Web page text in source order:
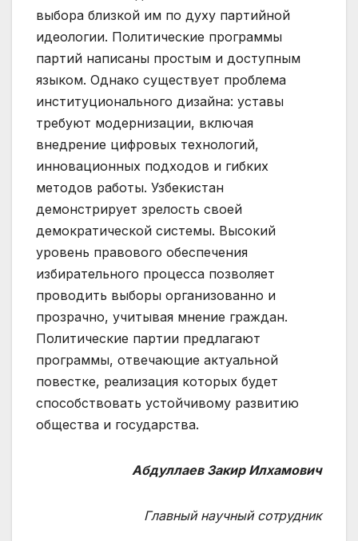
выбора близкой им по духу партийной
идеологии. Политические программы
партий написаны простым и доступным
языком. Однако существует проблема
институционального дизайна: уставы
требуют модернизации, включая
внедрение цифровых технологий,
инновационных подходов и гибких
методов работы. Узбекистан
демонстрирует зрелость своей
демократической системы. Высокий
уровень правового обеспечения
избирательного процесса позволяет
проводить выборы организованно и
прозрачно, учитывая мнение граждан.
Политические партии предлагают
программы, отвечающие актуальной
повестке, реализация которых будет
способствовать устойчивому развитию
общества и государства.
Абдуллаев Закир Илхамович
Главный научный сотрудник